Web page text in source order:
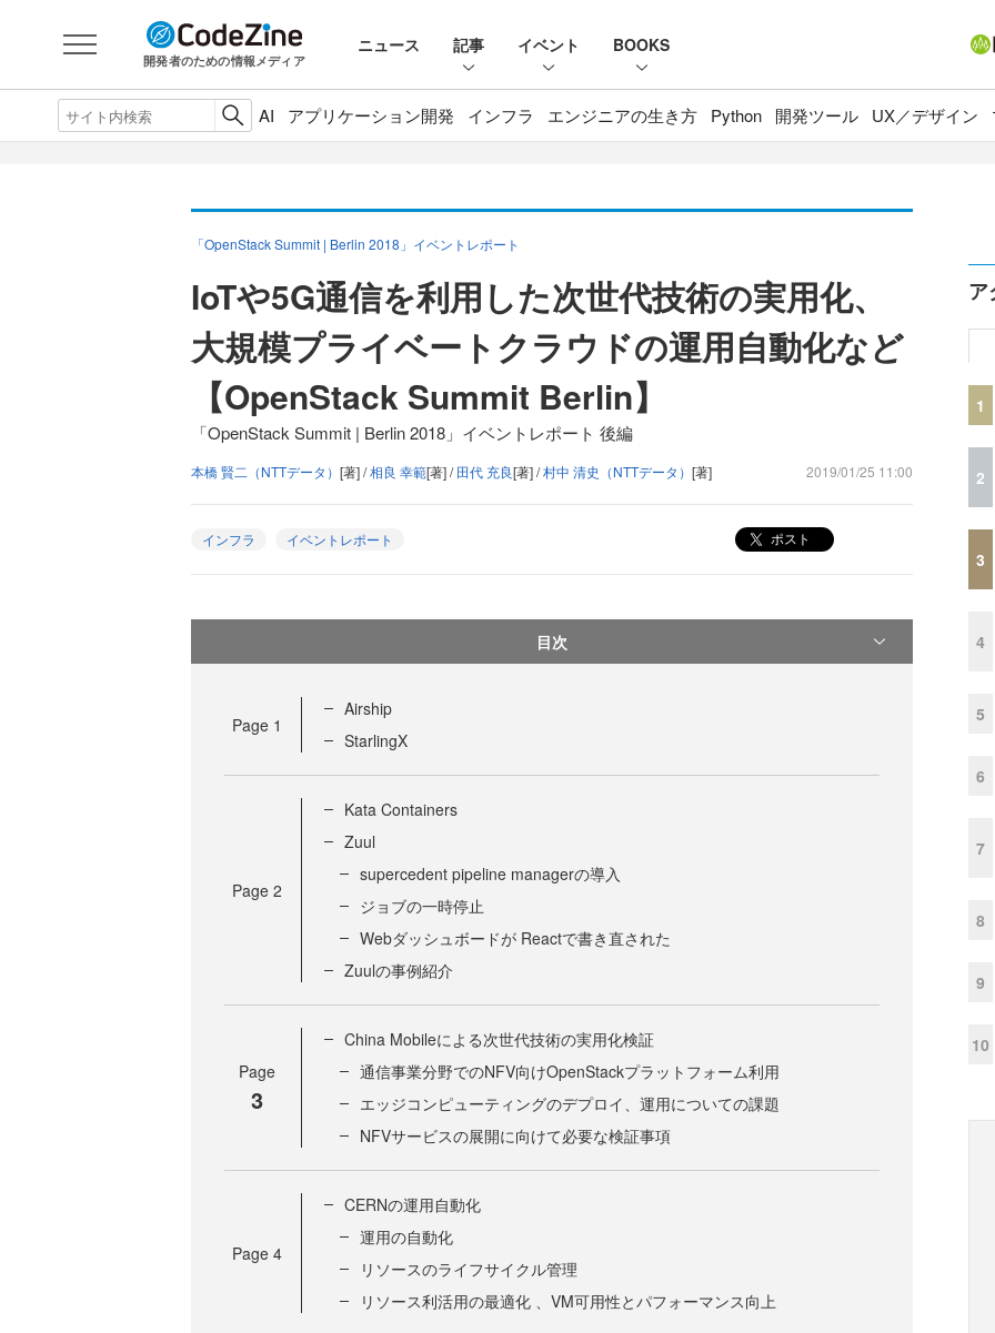
開発者のための情報メディア
ニュース 記事 イベント BOOKS
AI アプリケーション開発 インフラ エンジニアの生き方 Python 開発ツール UX／デザイン
「OpenStack Summit | Berlin 2018」イベントレポート
IoTや5G通信を利用した次世代技術の実用化、
大規模プライベートクラウドの運用自動化など
【OpenStack Summit Berlin】
「OpenStack Summit | Berlin 2018」イベントレポート 後編
本橋 賢二（NTTデータ） [著] /相良 幸範[著] /田代 充良[著] /村中 清史（NTTデータ） [著] 2019/01/25 11:00
インフラ イベントレポート ポスト
目次
Page 1
Airship
StarlingX
Page 2
Kata Containers
Zuul
supercedent pipeline managerの導入
ジョブの一時停止
Webダッシュボードが Reactで書き直された
Zuulの事例紹介
Page
3
China Mobileによる次世代技術の実用化検証
通信事業分野でのNFV向けOpenStackプラットフォーム利用
エッジコンピューティングのデプロイ、運用についての課題
NFVサービスの展開に向けて必要な検証事項
Page 4
CERNの運用自動化
運用の自動化
リソースのライフサイクル管理
リソース利活用の最適化 、VM可用性とパフォーマンス向上
ア
1
2
3
4
5
6
7
8
9
10